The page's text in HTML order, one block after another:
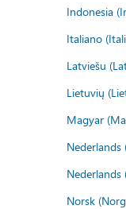
Indonesia
Italiano
Latviešu
Lietuvių
Magyar
Nederlands
Nederlands
Norsk